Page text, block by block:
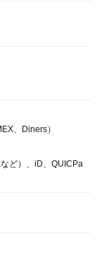
、Diners）
ど）、iD、QUICPa